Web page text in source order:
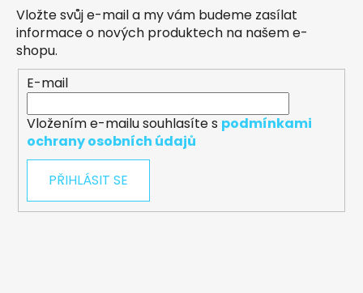
Vložte svůj e-mail a my vám budeme zasílat
informace o nových produktech na našem e-
shopu.
E-mail
Vložením e-mailu souhlasíte s podmínkami
ochrany osobních údajů
PŘIHLÁSIT SE